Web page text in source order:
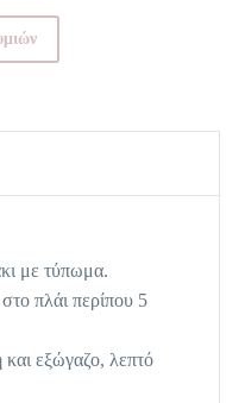
με τύπωμα.
πλάι περίπου 5
εξώγαζο, λεπτό